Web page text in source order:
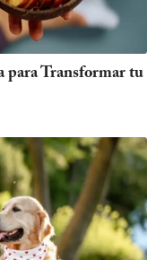
para Transformar tu